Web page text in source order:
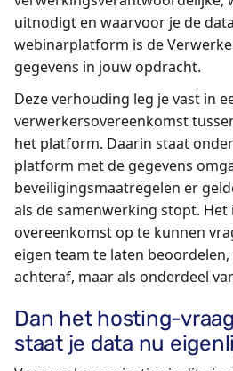
uitnodigt en waarvoor je de
webinarplatform is de
gegevens in jouw opdracht.
Deze verhouding leg je vast in
verwerkersovereenkomst
het platform. Daarin staat
platform met de gegevens
beveiligingsmaatregelen er
als de samenwerking stopt.
overeenkomst op te kunnen
eigen team te laten
achteraf, maar als onderdeel
Dan het hosting-
staat je data nu